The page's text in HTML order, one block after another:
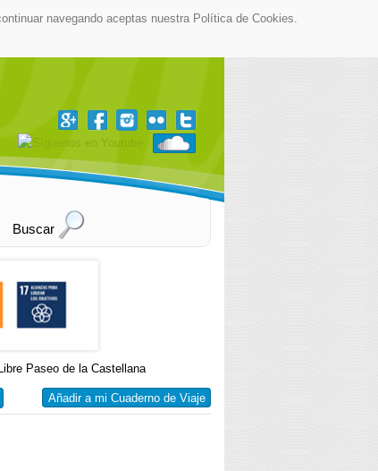
navegando aceptas nuestra Política de Cookies.
Buscar
Paseo de la Castellana
Añadir a mi Cuaderno de Viaje